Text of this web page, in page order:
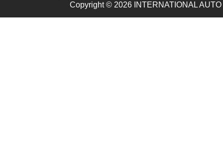
Copyright © 2026 INTERNATIONAL